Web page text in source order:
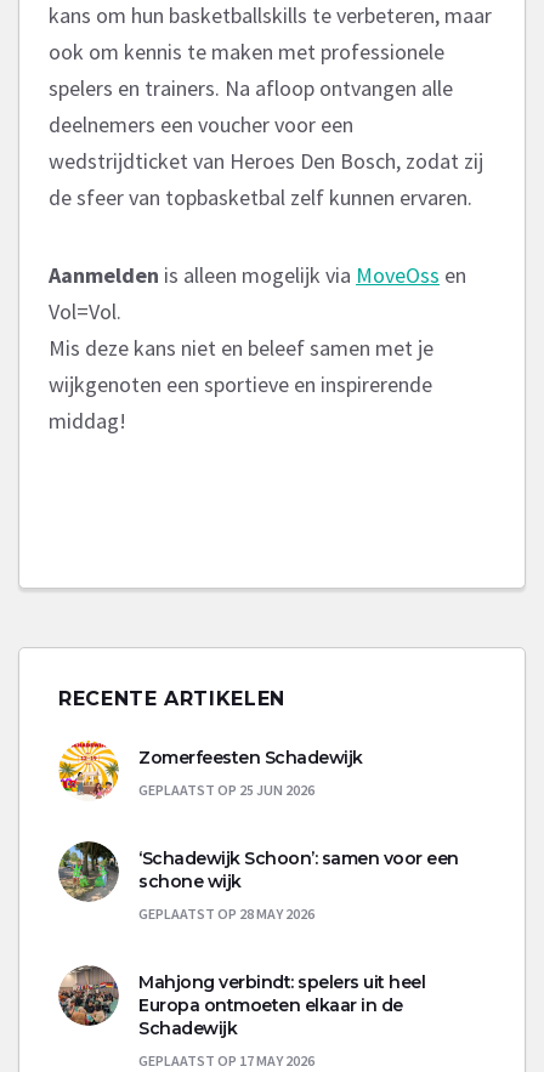
kans om hun basketballskills te verbeteren, maar
ook om kennis te maken met professionele
spelers en trainers. Na afloop ontvangen alle
deelnemers een voucher voor een
wedstrijdticket van Heroes Den Bosch, zodat zij
de sfeer van topbasketbal zelf kunnen ervaren.
Aanmelden is alleen mogelijk via MoveOss en
Vol=Vol.
Mis deze kans niet en beleef samen met je
wijkgenoten een sportieve en inspirerende
middag!
RECENTE ARTIKELEN
Zomerfeesten Schadewijk
GEPLAATST OP 25 JUN 2026
‘Schadewijk Schoon’: samen voor een
schone wijk
GEPLAATST OP 28 MAY 2026
Mahjong verbindt: spelers uit heel
Europa ontmoeten elkaar in de
Schadewijk
GEPLAATST OP 17 MAY 2026